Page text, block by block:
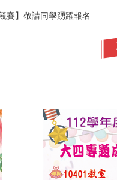
賽】敬請同學踴躍報名